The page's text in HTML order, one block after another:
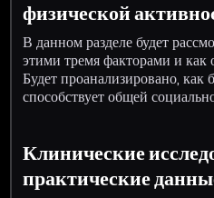
физической
В данном разделе будет
этими тремя факторами и как
Будет проанализировано, как
способствует общей
Клинические
практические